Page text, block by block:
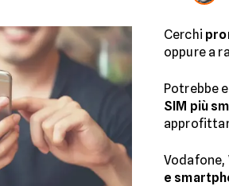
Cerchi
oppure a
Potrebbe
SIM più
Vodafone,
e